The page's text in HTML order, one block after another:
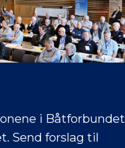
i Båtforbundet
Send forslag til